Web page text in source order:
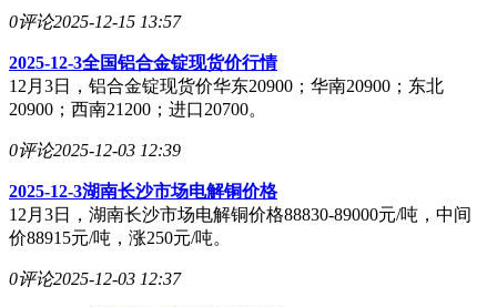
0评论2025-12-15 13:57
2025-12-3全国铝合金锭现货价行情
12月3日，铝合金锭现货价华东20900；华南20900；东北
20900；西南21200；进口20700。
0评论2025-12-03 12:39
2025-12-3湖南长沙市场电解铜价格
12月3日，湖南长沙市场电解铜价格88830-89000元/吨，中间
价88915元/吨，涨250元/吨。
0评论2025-12-03 12:37